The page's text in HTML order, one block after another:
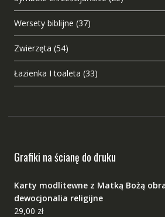
Wersety biblijne (37)
Zwierzęta (54)
Łazienka I toaleta (33)
Grafiki na ścianę do druku
Karty modlitewne z Matką Bożą
dewocjonalia religijne
29,00 zł